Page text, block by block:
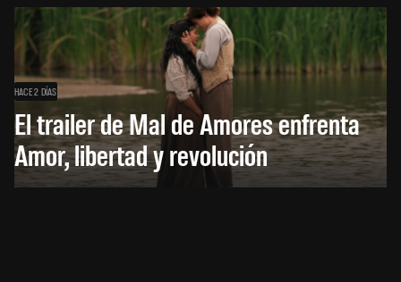
HACE 2 DÍAS
El trailer de Mal de Amores enfrenta
Amor, libertad y revolución